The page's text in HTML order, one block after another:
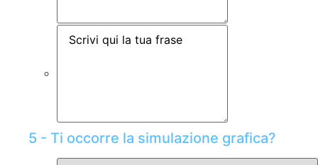
5 - Ti occorre la simulazione grafica?